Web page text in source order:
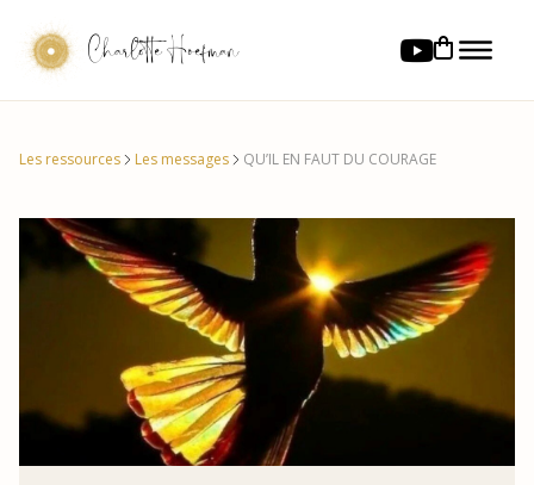
Charlotte Hoefman
Les ressources Les messages QU’IL EN FAUT DU COURAGE